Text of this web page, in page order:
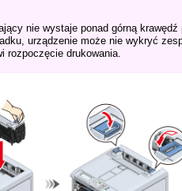
nie wystaje ponad górną krawędź
urządzenie może nie wykryć
rozpoczęcie drukowania.